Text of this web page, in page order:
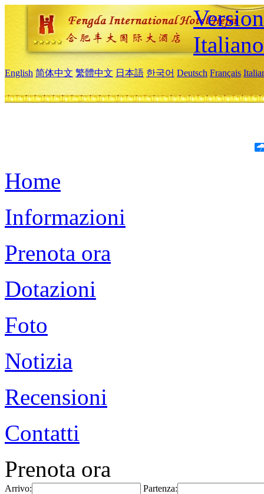
Italiano
English 简体中文 繁體中文 日本語 한국어 Deutsch Français
Home
Informazioni
Prenota ora
Dotazioni
Foto
Notizia
Recensioni
Contatti
Prenota ora
Arrivo: Partenza: